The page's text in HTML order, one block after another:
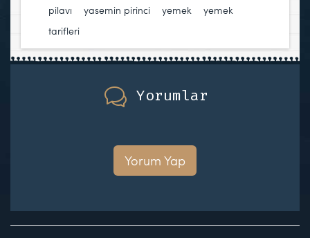
pilavı
yasemin pirinci yemek
yemek
tarifleri
Yorumlar
Yorum Yap